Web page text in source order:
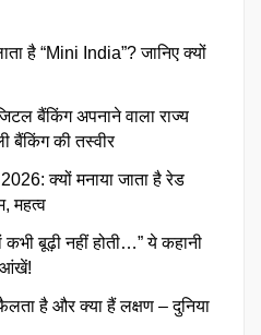
है “Mini India”? जानिए क्यों
बैंकिंग अपनाने वाला राज्य
बैंकिंग की तस्वीर
क्यों मनाया जाता है रेड
महत्व
बूढ़ी नहीं होती…” ये कहानी
आंखें!
है और क्या हैं लक्षण – दुनिया